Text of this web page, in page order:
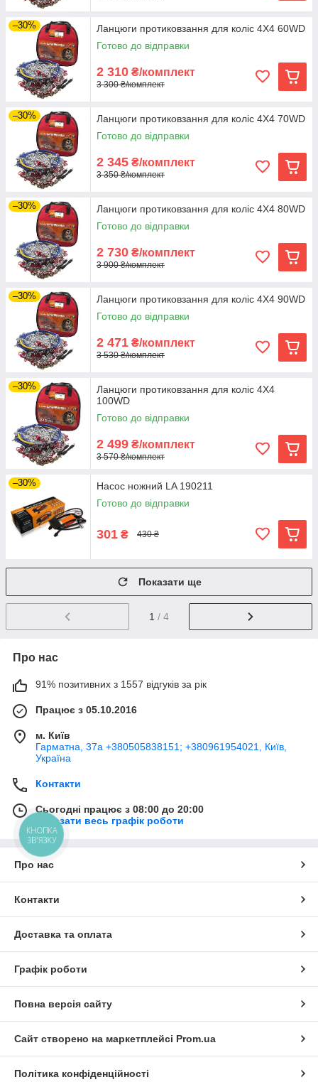
–30%
Ланцюги протиковзання для коліс 4Х4 60WD
Готово до відправки
2 310 ₴/комплект
3 300 ₴/комплект
–30%
Ланцюги протиковзання для коліс 4Х4 70WD
Готово до відправки
2 345 ₴/комплект
3 350 ₴/комплект
–30%
Ланцюги протиковзання для коліс 4Х4 80WD
Готово до відправки
2 730 ₴/комплект
3 900 ₴/комплект
–30%
Ланцюги протиковзання для коліс 4Х4 90WD
Готово до відправки
2 471 ₴/комплект
3 530 ₴/комплект
–30%
Ланцюги протиковзання для коліс 4Х4
100WD
Готово до відправки
2 499 ₴/комплект
3 570 ₴/комплект
–30%
Насос ножний LA 190211
Готово до відправки
301 ₴ 430 ₴
Показати ще
1 / 4
Про нас
91% позитивних з 1557 відгуків за рік
Працює з 05.10.2016
м. Київ
Гарматна, 37а +380505838151; +380961954021, Київ,
Україна
Контакти
Сьогодні працює з 08:00 до 20:00
Показати весь графік роботи
Про нас
Контакти
Доставка та оплата
Графік роботи
Повна версія сайту
Сайт створено на маркетплейсі Prom.ua
Політика конфіденційності
КНОПКА
ЗВ'ЯЗКУ